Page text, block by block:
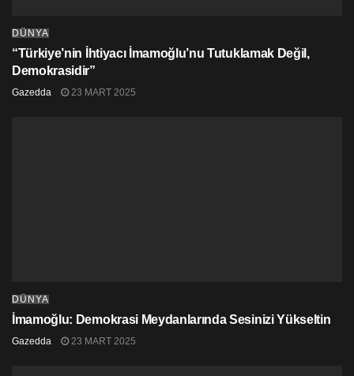
DÜNYA
“Türkiye’nin İhtiyacı İmamoğlu’nu Tutuklamak Değil,
Demokrasidir”
Gazedda 23 MART 2025
DÜNYA
İmamoğlu: Demokrasi Meydanlarında Sesinizi Yükseltin
Gazedda 23 MART 2025